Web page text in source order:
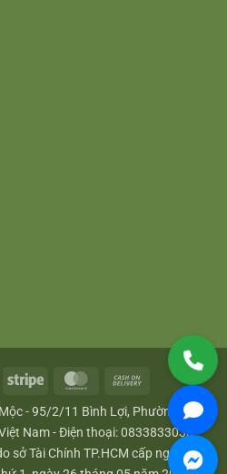
Stripe MasterCardCash
Delivery
- 95/2/11 Bình Lợi, Phường Bình
Nam - Điện thoại: 0833833033 -
sở Tài Chính TP.HCM cấp ngày: